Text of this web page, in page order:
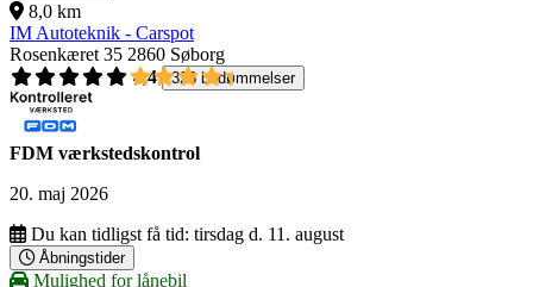
8,0 km
IM Autoteknik - Carspot
Rosenkæret 35 2860 Søborg
4,4
326 bedømmelser
FDM værkstedskontrol
20. maj 2026
Du kan tidligst få tid: tirsdag d. 11. august
Åbningstider
Mulighed for lånebil